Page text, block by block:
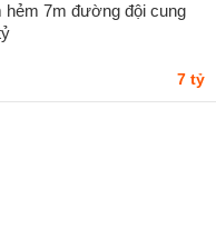
hẻm 7m đường đội cung
7 tỷ